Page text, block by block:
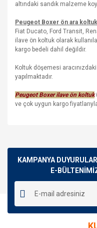
altındaki sandık malzeme
Peugeot Boxer ön ara koltuk
Fiat Ducato, Ford Transit,
ilave ön koltuk olarak
kargo bedeli dahil değildir.
Koltuk döşemesi
yapılmaktadır.
Peugeot Boxer ilave ön koltuk
ve çok uygun kargo
kullanarak tarafımıza
Görüş ve önerileriniz için
Ürün resmi kalitesiz,
Ürün açıklamasında
Ürün bilgilerinde
Ürün fiyatı diğer
KAMPANYA
E-